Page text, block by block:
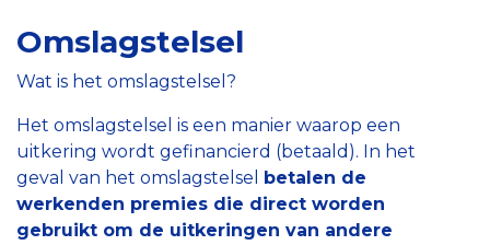
Omslagstelsel
Wat is het omslagstelsel?
Het omslagstelsel is een manier waarop een
uitkering wordt gefinancierd (betaald). In het
geval van het omslagstelsel betalen de
werkenden premies die direct worden
gebruikt om de uitkeringen van andere